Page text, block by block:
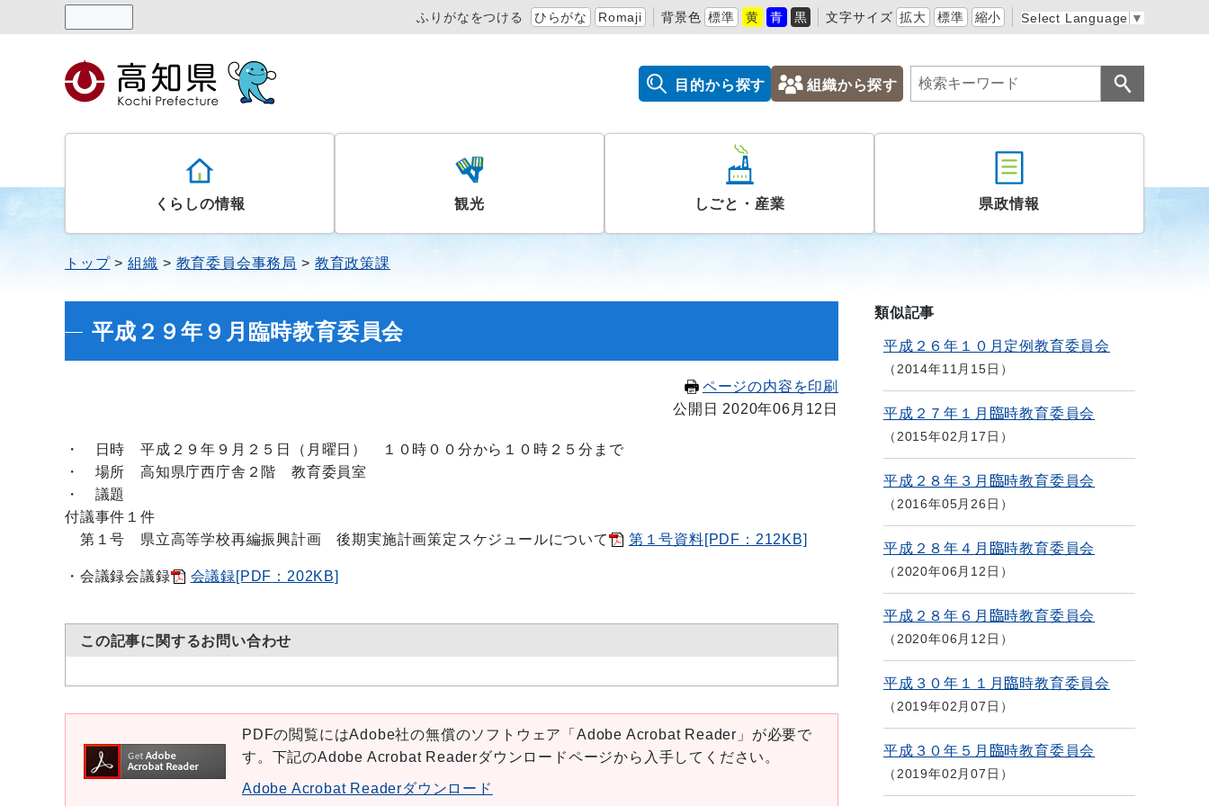
ふりがなをつける ひらがな Romaji 背景色 標準 黄 青 黒 文字サイズ 拡大 標準 縮小 Select Language ▼
目的から探す 組織から探す
くらしの情報 観光 しごと・産業 県政情報
トップ 組織 教育委員会事務局 教育政策課
平成２９年９月臨時教育委員会
ページの内容を印刷
公開日 2020年06月12日
・ 日時 平成２９年９月２５日（月曜日） １０ 時００分から１０時２５分まで
・ 場所 高知県庁西庁舎２階 教育委員室
・ 議題
付議事件１件
第１号 県立高等学校再編振興計画 後期実施計画策定スケジュールについて
第１号資料[PDF：212KB]
・会議録会議録 会議録[PDF：202KB]
この記事に関するお問い合わせ
PDFの閲覧にはAdobe社の無償のソフトウェア「Adobe Acrobat Reader」が必要で
す。下記のAdobe Acrobat Readerダウンロードページから入手してください。
Adobe Acrobat Readerダウンロード
類似記事
平成２６年１０月定例教育委員会
2014年11月15日
平成２７年１月臨時教育委員会
2015年02月17日
平成２８年３月臨時教育委員会
2016年05月26日
平成２８年４月臨時教育委員会
2020年06月12日
平成２８年６月臨時教育委員会
2020年06月12日
平成３０年１１月臨時教育委員会
2019年02月07日
平成３０年５月臨時教育委員会
2019年02月07日